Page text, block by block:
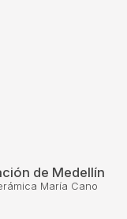
de Medellín
María Cano